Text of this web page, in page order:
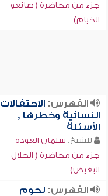
جزء من محاضرة ( صانعو
الخيام)
الفهرس:الاحتفالات
النسائية وخطرها ,
الأسئلة
للشيخ: سلمان العودة
جزء من محاضرة ( الحلال
البغيض)
الفهرس:لحوم